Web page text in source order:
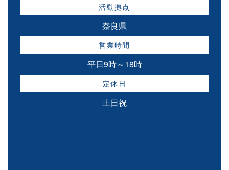
活動拠点
奈良県
営業時間
平日9時～18時
定休日
土日祝